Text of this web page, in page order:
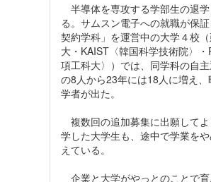
半導体を専攻する学部生の退
る。サムスン電子への就職が保
契約学科」を運営中の大学４校
大・KAIST〈韓国科学技術院〉
項工科大〉）では、同学科の自
の8人から23年には18人に増え
学者が出た。
複数回の追加募集に出願して
学した大学生も、途中で学業を
えている。
企業と大学がやっとのことで